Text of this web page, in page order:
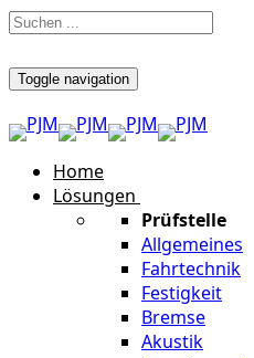
Toggle navigation
Home
Lösungen
Prüfstelle
Allgemeines
Fahrtechnik
Festigkeit
Bremse
Akustik